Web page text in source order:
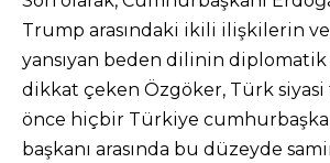
Trump arasındaki ikili ilişkilerin
yansıyan beden dilinin
dikkat çeken Özgöker, Türk
önce hiçbir Türkiye
başkanı arasında bu düzeyde